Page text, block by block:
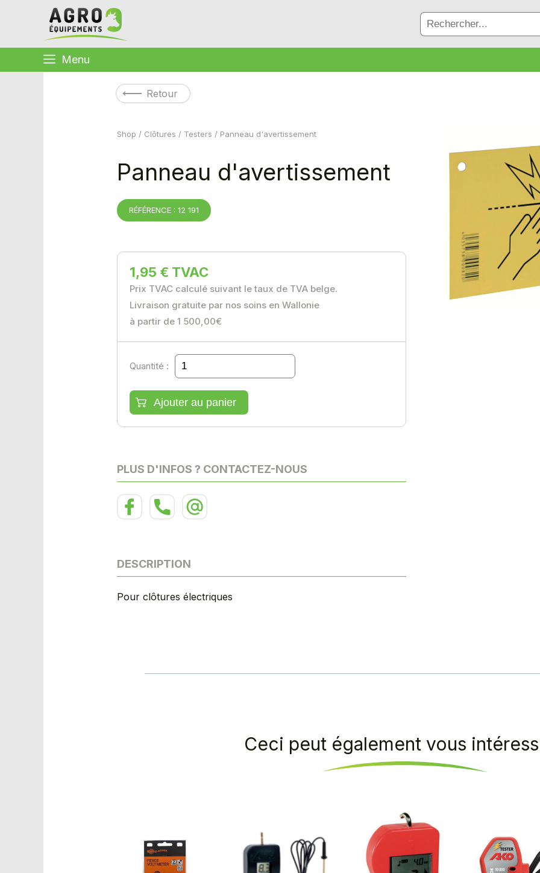
Menu
Retour
Shop / Clôtures / Testers / Panneau d'avertissement
Panneau d'avertissement
RÉFÉRENCE : 12 191
1,95 € TVAC
Prix TVAC calculé suivant le taux de TVA belge.
Livraison gratuite par nos soins en Wallonie
à partir de 1 500,00€
Quantité :
PLUS D'INFOS ? CONTACTEZ-NOUS
DESCRIPTION
Pour clôtures électriques
Ceci peut également vous